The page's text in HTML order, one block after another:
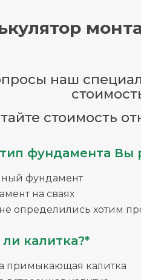
наш
стоимость
фундамента Вы
фундамент
на сваях
определились хотим
калитка?*
примыкающая калитка